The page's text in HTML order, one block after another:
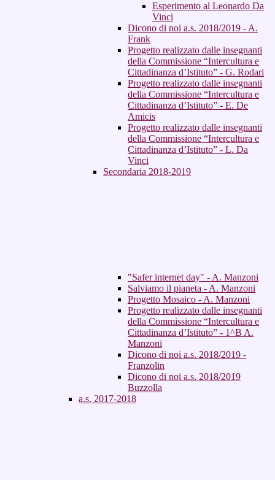
Esperimento al Leonardo Da
Vinci
Dicono di noi a.s. 2018/2019 - A.
Frank
Progetto realizzato dalle insegnanti
della Commissione “Intercultura e
Cittadinanza d’Istituto” - G. Rodari
Progetto realizzato dalle insegnanti
della Commissione “Intercultura e
Cittadinanza d’Istituto” - E. De
Amicis
Progetto realizzato dalle insegnanti
della Commissione “Intercultura e
Cittadinanza d’Istituto” - L. Da
Vinci
Secondaria 2018-2019
"Safer internet day" - A. Manzoni
Salviamo il pianeta - A. Manzoni
Progetto Mosaico - A. Manzoni
Progetto realizzato dalle insegnanti
della Commissione “Intercultura e
Cittadinanza d’Istituto” - 1^B A.
Manzoni
Dicono di noi a.s. 2018/2019 -
Franzolin
Dicono di noi a.s. 2018/2019
Buzzolla
a.s. 2017-2018